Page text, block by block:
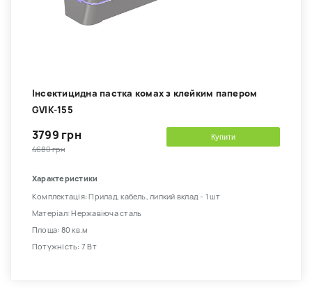
Інсектицидна пастка комах з клейким папером
GVIK-155
3799 грн
4680 грн
Купити
Характеристики
Комплектація: Прилад, кабель, липкий вклад - 1 шт
Матеріал: Нержавіюча сталь
Площа: 80 кв.м
Потужність: 7 Вт